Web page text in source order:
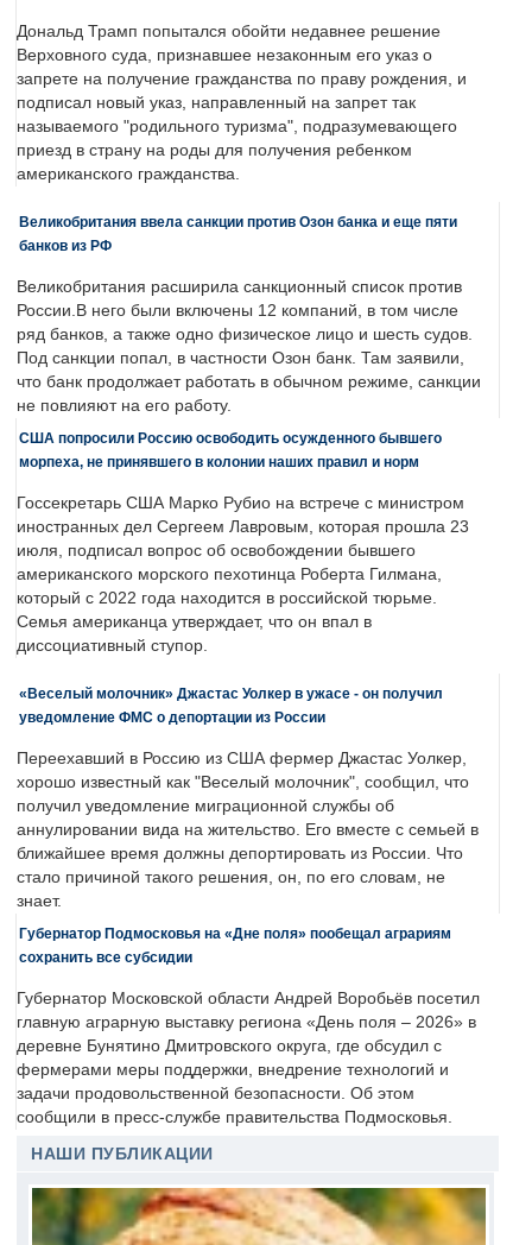
Дональд Трамп попытался обойти недавнее решение
Верховного суда, признавшее незаконным его указ о
запрете на получение гражданства по праву рождения, и
подписал новый указ, направленный на запрет так
называемого "родильного туризма", подразумевающего
приезд в страну на роды для получения ребенком
американского гражданства.
Великобритания ввела санкции против Озон банка и еще пяти
банков из РФ
Великобритания расширила санкционный список против
России.В него были включены 12 компаний, в том числе
ряд банков, а также одно физическое лицо и шесть судов.
Под санкции попал, в частности Озон банк. Там заявили,
что банк продолжает работать в обычном режиме, санкции
не повлияют на его работу.
США попросили Россию освободить осужденного бывшего
морпеха, не принявшего в колонии наших правил и норм
Госсекретарь США Марко Рубио на встрече с министром
иностранных дел Сергеем Лавровым, которая прошла 23
июля, подписал вопрос об освобождении бывшего
американского морского пехотинца Роберта Гилмана,
который с 2022 года находится в российской тюрьме.
Семья американца утверждает, что он впал в
диссоциативный ступор.
«Веселый молочник» Джастас Уолкер в ужасе - он получил
уведомление ФМС о депортации из России
Переехавший в Россию из США фермер Джастас Уолкер,
хорошо известный как "Веселый молочник", сообщил, что
получил уведомление миграционной службы об
аннулировании вида на жительство. Его вместе с семьей в
ближайшее время должны депортировать из России. Что
стало причиной такого решения, он, по его словам, не
знает.
Губернатор Подмосковья на «Дне поля» пообещал аграриям
сохранить все субсидии
Губернатор Московской области Андрей Воробьёв посетил
главную аграрную выставку региона «День поля – 2026» в
деревне Бунятино Дмитровского округа, где обсудил с
фермерами меры поддержки, внедрение технологий и
задачи продовольственной безопасности. Об этом
сообщили в пресс-службе правительства Подмосковья.
НАШИ ПУБЛИКАЦИИ